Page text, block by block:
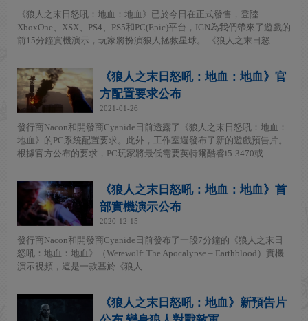
《狼人之末日怒吼：地血：地血》已於今日在正式發售，登陸
XboxOne、XSX、PS4、PS5和PC(Epic)平台，IGN為我們帶來了遊戲的
前15分鐘實機演示，玩家將扮演狼人拯救星球。 《狼人之末日怒...
《狼人之末日怒吼：地血：地血》官
方配置要求公布
2021-01-26
發行商Nacon和開發商Cyanide日前透露了《狼人之末日怒吼：地血：
地血》的PC系統配置要求。此外，工作室還發布了新的遊戲預告片。
根據官方公布的要求，PC玩家將最低需要英特爾酷睿i5-3470或...
《狼人之末日怒吼：地血：地血》首
部實機演示公布
2020-12-15
發行商Nacon和開發商Cyanide日前發布了一段7分鐘的《狼人之末日
怒吼：地血：地血》（Werewolf: The Apocalypse – Earthblood）實機
演示視頻，這是一款基於《狼人...
《狼人之末日怒吼：地血》新預告片